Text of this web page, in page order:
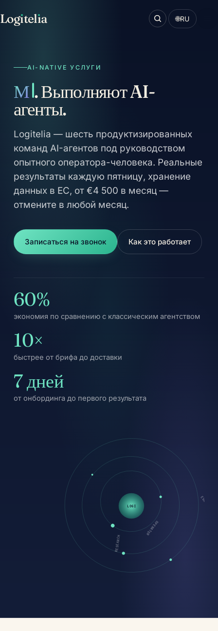
Logıtelıa 🌐RU
AI-NATIVE УСЛУГИ
Продажи . Выполняют
AI-агенты.
Logitelia — шесть продуктизированных
команд AI-агентов под руководством
опытного оператора-человека. Реальные
результаты каждую пятницу, хранение
данных в ЕС, от €4 500 в месяц —
отмените в любой месяц.
Записаться на звонок Как это работает
60%
экономия по сравнению с классическим агентством
10×
быстрее от брифа до доставки
7 дней
от онбординга до первого результата
OPERATOR
LOGI